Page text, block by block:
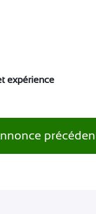
expérience